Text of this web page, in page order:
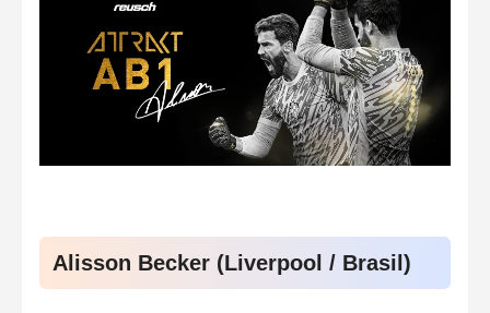
Alisson Becker (Liverpool / Brasil)